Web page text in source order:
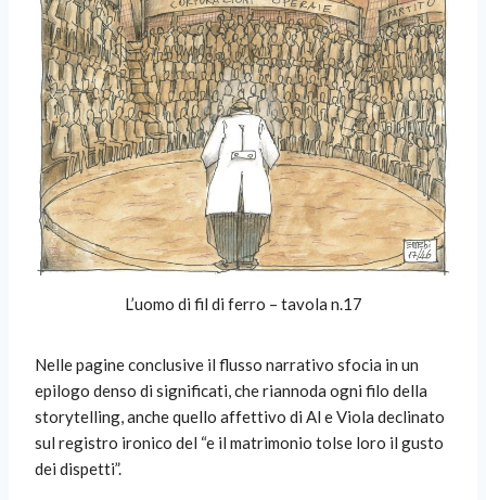
L’uomo di fil di ferro – tavola n.17
Nelle pagine conclusive il flusso narrativo sfocia in un
epilogo denso di significati, che riannoda ogni filo della
storytelling, anche quello affettivo di Al e Viola declinato
sul registro ironico del “e il matrimonio tolse loro il gusto
dei dispetti”.